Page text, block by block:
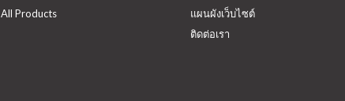
All Products
แผนผังเว็บไซต์
ติดต่อเรา